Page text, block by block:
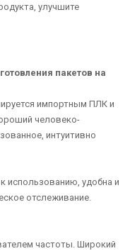
улучшите
пакетов на
импортным ПЛК и
человеко-
интуитивно
использованию, удобна и
отслеживание.
частоты. Широкий